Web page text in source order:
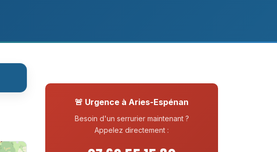
🚨 Urgence à Aries-Espénan
Besoin d'un serrurier maintenant ?
Appelez directement :